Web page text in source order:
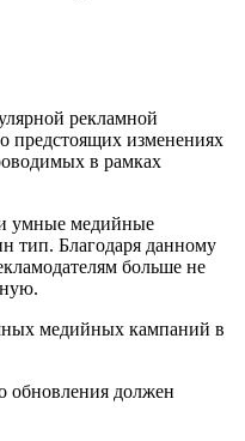
рекламной
предстоящих изменениях
в рамках
умные медийные
тип. Благодаря данному
больше не
обновления должен